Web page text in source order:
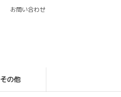
その他
お問い合わせ